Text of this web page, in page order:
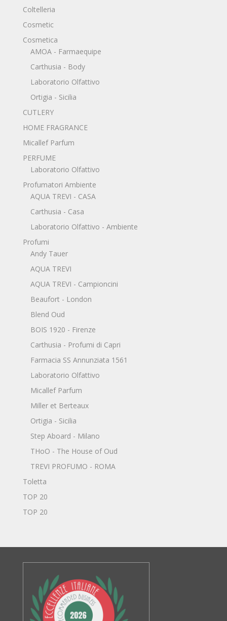
Coltelleria
Cosmetic
Cosmetica
AMOA - Farmaequipe
Carthusia - Body
Laboratorio Olfattivo
Ortigia - Sicilia
CUTLERY
HOME FRAGRANCE
Micallef Parfum
PERFUME
Laboratorio Olfattivo
Profumatori Ambiente
AQUA TREVI - CASA
Carthusia - Casa
Laboratorio Olfattivo - Ambiente
Profumi
Andy Tauer
AQUA TREVI
AQUA TREVI - Campioncini
Beaufort - London
Blend Oud
BOIS 1920 - Firenze
Carthusia - Profumi di Capri
Farmacia SS Annunziata 1561
Laboratorio Olfattivo
Micallef Parfum
Miller et Berteaux
Ortigia - Sicilia
Step Aboard - Milano
THoO - The House of Oud
TREVI PROFUMO - ROMA
Toletta
TOP 20
TOP 20